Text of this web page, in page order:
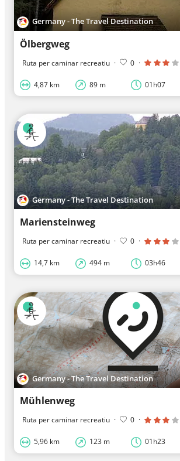
Germany - The Travel Destination
Ölbergweg
Ruta per caminar recreatiu · 0 ·
4,87 km 89 m 01h07
Germany - The Travel Destination
Mariensteinweg
Ruta per caminar recreatiu · 0 ·
14,7 km 494 m 03h46
Germany - The Travel Destination
Mühlenweg
Ruta per caminar recreatiu · 0 ·
5,96 km 123 m 01h23